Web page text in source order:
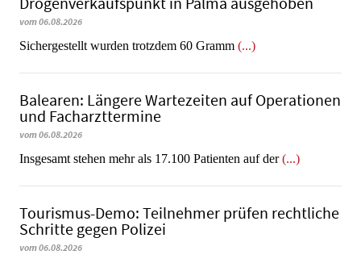
vom 06.08.2026
​​​​​​​Sichergestellt wurden trotzdem 60 Gramm (...)
Balearen: Längere Wartezeiten auf Operationen
und Facharzttermine
vom 06.08.2026
Insgesamt stehen mehr als 17.100 Patienten auf der(...)
Tourismus-Demo: Teilnehmer prüfen rechtliche
Schritte gegen Polizei
vom 06.08.2026